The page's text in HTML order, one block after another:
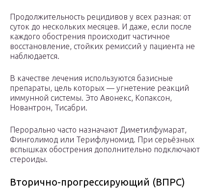
Продолжительность рецидивов у всех разная: от
суток до нескольких месяцев. И даже, если после
каждого обострения происходит частичное
восстановление, стойких ремиссий у пациента не
наблюдается.
В качестве лечения используются базисные
препараты, цель которых — угнетение реакций
иммунной системы. Это Авонекс, Копаксон,
Новантрон, Тисабри.
Перорально часто назначают Диметилфумарат,
Финголимод или Терифлуномид. При серьёзных
вспышках обострения дополнительно подключают
стероиды.
Вторично-прогрессирующий (ВПРС)